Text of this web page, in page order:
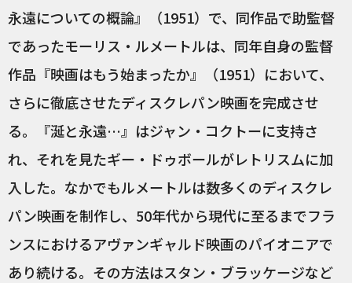
永遠についての概論』（1951）で、同作品で助監督
であったモーリス・ルメートルは、同年自身の監督
作品『映画はもう始まったか』（1951）において、
さらに徹底させたディスクレパン映画を完成させ
る。『涎と永遠…』はジャン・コクトーに支持さ
れ、それを見たギー・ドゥボールがレトリスムに加
入した。なかでもルメートルは数多くのディスクレ
パン映画を制作し、50年代から現代に至るまでフラ
ンスにおけるアヴァンギャルド映画のパイオニアで
あり続ける。その方法はスタン・ブラッケージなど